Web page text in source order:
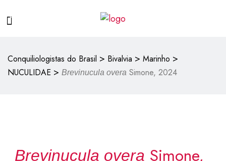
Conquiliologistas do Brasil > Bivalvia > Marinho >
NUCULIDAE > Brevinucula overa Simone, 2024
Brevinucula overa Simone,